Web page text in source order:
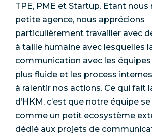
TPE, PME et Startup. Etant
petite agence, nous apprécions
particulièrement travailler avec
à taille humaine avec lesquelles
communication avec les
plus fluide et les process
à ralentir nos actions. Ce qui fait
d’HKM, c’est que notre équipe
comme un petit ecosystème
dédié aux projets de